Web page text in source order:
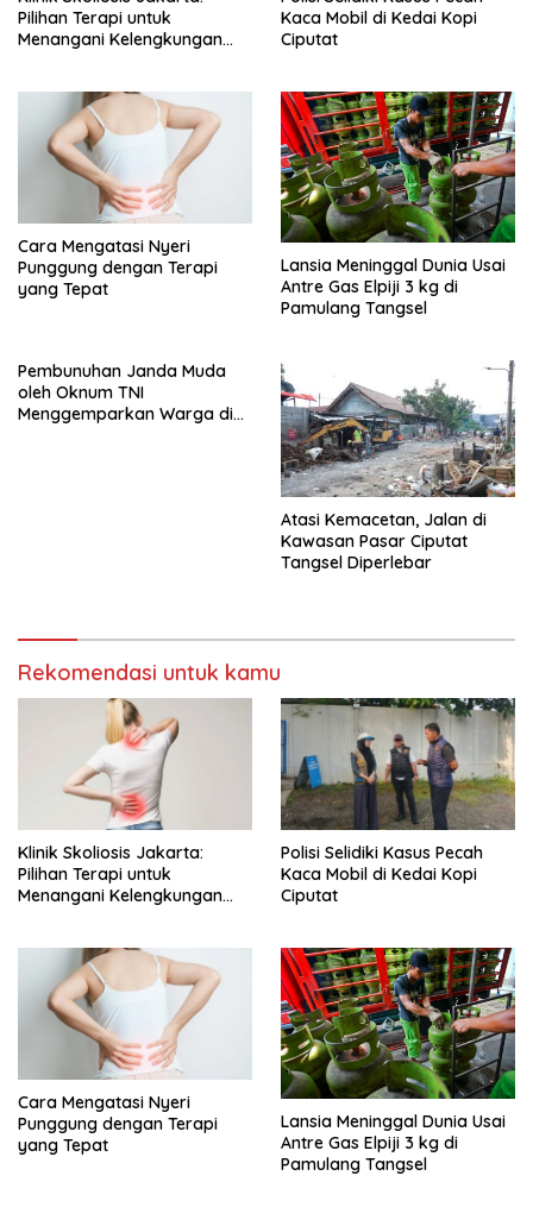
Pilihan Terapi untuk
Menangani Kelengkungan
Kaca Mobil di Kedai Kopi
Ciputat
Cara Mengatasi Nyeri
Punggung dengan Terapi
yang Tepat
Lansia Meninggal Dunia Usai
Antre Gas Elpiji 3 kg di
Pamulang Tangsel
Pembunuhan Janda Muda
oleh Oknum TNI
Menggemparkan Warga di
Atasi Kemacetan, Jalan di
Kawasan Pasar Ciputat
Tangsel Diperlebar
Rekomendasi untuk kamu
Klinik Skoliosis Jakarta:
Pilihan Terapi untuk
Menangani Kelengkungan
Polisi Selidiki Kasus Pecah
Kaca Mobil di Kedai Kopi
Ciputat
Cara Mengatasi Nyeri
Punggung dengan Terapi
yang Tepat
Lansia Meninggal Dunia Usai
Antre Gas Elpiji 3 kg di
Pamulang Tangsel